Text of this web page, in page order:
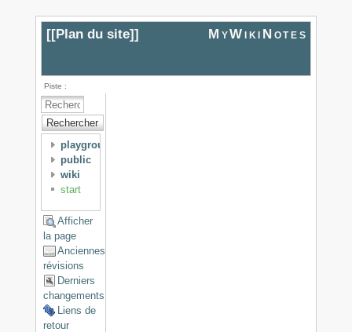
[[Plan du site]] MyWikiNotes
Piste :
Rechercher
playground
public
wiki
start
Afficher
la page
Anciennes
révisions
Derniers
changements
Liens de
retour